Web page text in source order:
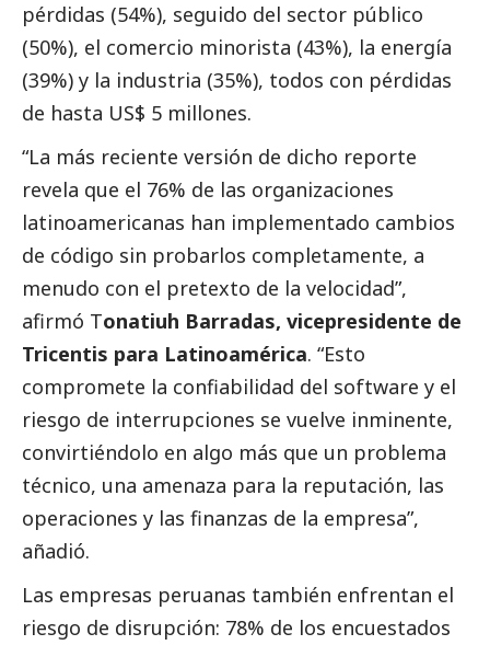
pérdidas (54%), seguido del sector público
(50%), el comercio minorista (43%), la energía
(39%) y la industria (35%), todos con pérdidas
de hasta US$ 5 millones.
“La más reciente versión de dicho reporte
revela que el 76% de las organizaciones
latinoamericanas han implementado cambios
de código sin probarlos completamente, a
menudo con el pretexto de la velocidad”,
afirmó Tonatiuh Barradas, vicepresidente de
Tricentis para Latinoamérica. “Esto
compromete la confiabilidad del software y el
riesgo de interrupciones se vuelve inminente,
convirtiéndolo en algo más que un problema
técnico, una amenaza para la reputación, las
operaciones y las finanzas de la empresa”,
añadió.
Las empresas peruanas también enfrentan el
riesgo de disrupción: 78% de los encuestados